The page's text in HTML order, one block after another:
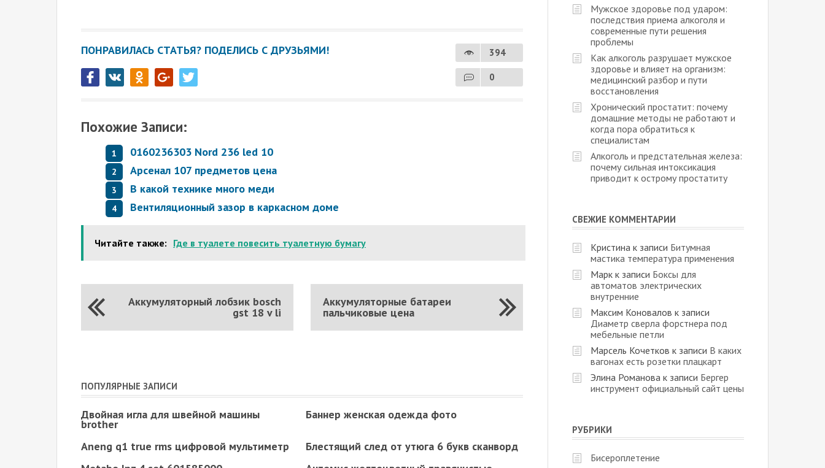
ПОНРАВИЛАСЬ СТАТЬЯ? ПОДЕЛИСЬ С ДРУЗЬЯМИ! 394
0
Похожие Записи:
0160236303 Nord 236 led 10
Арсенал 107 предметов цена
В какой технике много меди
Вентиляционный зазор в каркасном доме
Читайте также: Где в туалете повесить туалетную бумагу
Аккумуляторные батареи
пальчиковые цена
Аккумуляторный лобзик bosch
gst 18 v li
ПОПУЛЯРНЫЕ ЗАПИСИ
Двойная игла для швейной машины
brother
Баннер женская одежда фото
Aneng q1 true rms цифровой мультиметр
Блестящий след от утюга 6 букв сканворд
Мужское здоровье под ударом:
последствия приема алкоголя и
современные пути решения
проблемы
Как алкоголь разрушает мужское
здоровье и влияет на организм:
медицинский разбор и пути
восстановления
Хронический простатит: почему
домашние методы не работают и
когда пора обратиться к
специалистам
Алкоголь и предстательная железа:
почему сильная интоксикация
приводит к острому простатиту
СВЕЖИЕ КОММЕНТАРИИ
Кристина к записи Битумная
мастика температура применения
Марк к записи Боксы для
автоматов электрических
внутренние
Максим Коновалов к записи
Диаметр сверла форстнера под
мебельные петли
Марсель Кочетков к записи В каких
вагонах есть розетки плацкарт
Элина Романова к записи Бергер
инструмент официальный сайт цены
РУБРИКИ
Бисероплетение